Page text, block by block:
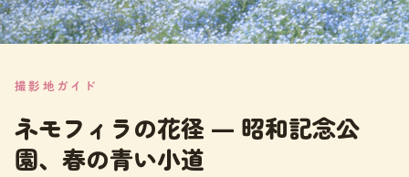
撮影地ガイド
ネモフィラの花径 ― 昭和記念公
園、春の青い小道